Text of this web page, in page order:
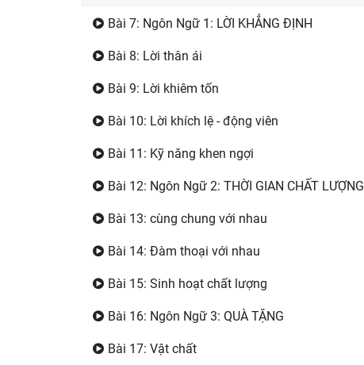
Bài 7: Ngôn Ngữ 1: LỜI KHẲNG ĐỊNH
Bài 8: Lời thân ái
Bài 9: Lời khiêm tốn
Bài 10: Lời khích lệ - động viên
Bài 11: Kỹ năng khen ngợi
Bài 12: Ngôn Ngữ 2: THỜI GIAN CHẤT LƯỢNG
Bài 13: cùng chung với nhau
Bài 14: Đàm thoại với nhau
Bài 15: Sinh hoạt chất lượng
Bài 16: Ngôn Ngữ 3: QUÀ TẶNG
Bài 17: Vật chất